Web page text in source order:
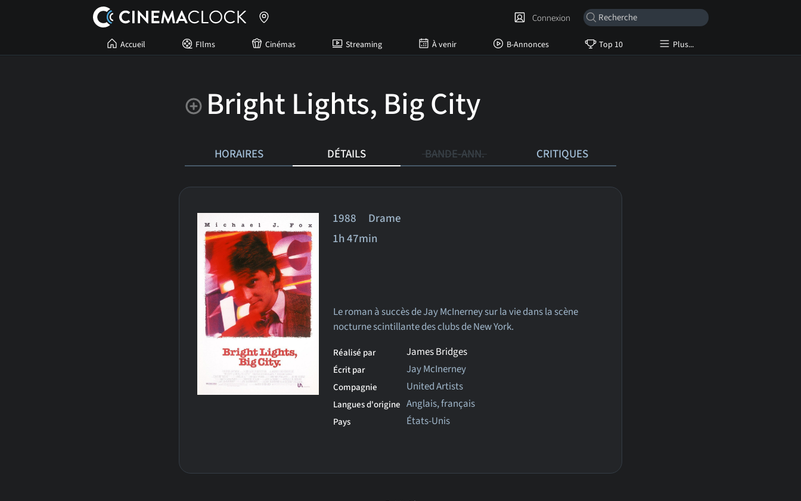
Accueil FIlms Cinémas Streaming À venir B-Annonces Top 10 Plus...
Connexion
Bright Lights, Big City
HORAIRES DÉTAILS BANDE-ANN. CRITIQUES
1988 Drame
1h 47min
Le roman à succès de Jay McInerney sur la vie dans la scène
nocturne scintillante des clubs de New York.
Réalisé par James Bridges
Écrit par Jay McInerney
Compagnie United Artists
Langues d'origine Anglais, français
Pays États-Unis